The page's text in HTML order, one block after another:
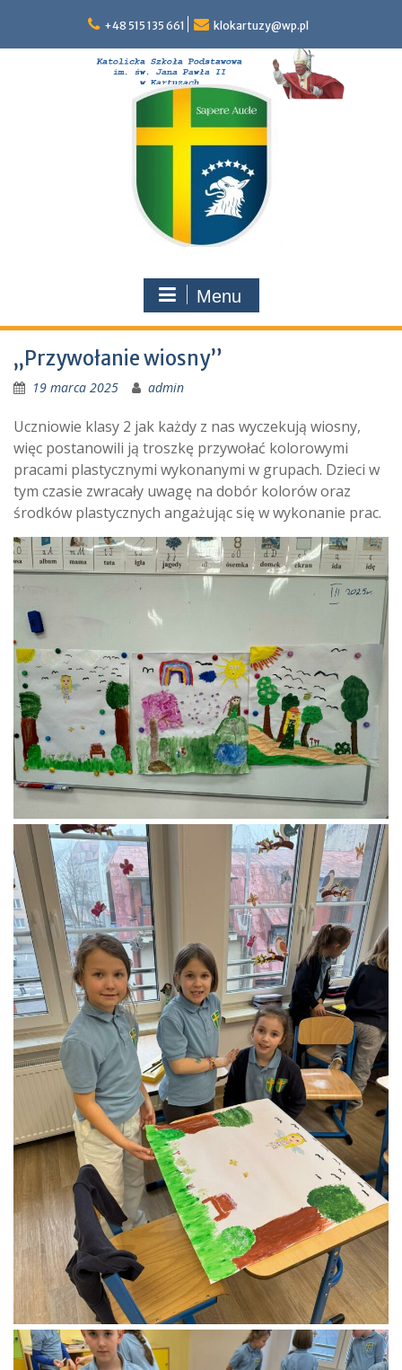
content
+48 515 135 661 klokartuzy@wp.pl
Menu
„Przywołanie wiosny”
19 marca 2025 admin
Uczniowie klasy 2 jak każdy z nas wyczekują wiosny,
więc postanowili ją troszkę przywołać kolorowymi
pracami plastycznymi wykonanymi w grupach. Dzieci w
tym czasie zwracały uwagę na dobór kolorów oraz
środków plastycznych angażując się w wykonanie prac.